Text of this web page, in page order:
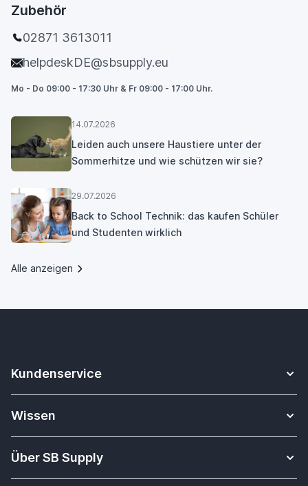
Zubehör
02871 3613011
helpdeskDE@sbsupply.eu
Mo - Do 09:00 - 17:30 Uhr & Fr 09:00 - 17:00 Uhr.
14.07.2026
Leiden auch unsere Haustiere unter der
Sommerhitze und wie schützen wir sie?
29.07.2026
Back to School Technik: das kaufen Schüler
und Studenten wirklich
Alle anzeigen
Kundenservice
Kontakt
Versandkosten & Lieferung
Wissen
Apple Watch Armbänder Datenbank
Über SB Supply